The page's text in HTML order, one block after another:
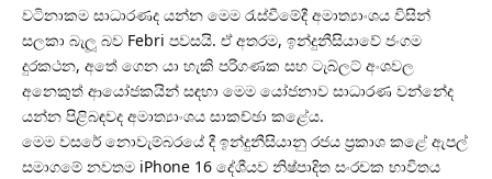
වටිනාකම සාධාරණද යන්න මෙම රැස්වීමේදී අමාත්‍යාංශය විසින්
සලකා බැලූ බව Febri පවසයි. ඒ අතරම, ඉන්දුනීසියාවේ ජංගම
දුරකථන, අතේ ගෙන යා හැකි පරිගණක සහ ටැබ්ලට් අංශවල
අනෙකුත් ආයෝජකයින් සඳහා මෙම යෝජනාව සාධාරණ වන්නේද
යන්න පිළිබඳවද අමාත්‍යාංශය සාකච්ඡා කළේය.
මෙම වසරේ නොවැම්බරයේ දී ඉන්දුනීසියානු රජය ප්‍රකාශ කළේ ඇපල්
සමාගමේ නවතම iPhone 16 දේශීයව නිෂ්පාදිත සංරචක භාවිතය